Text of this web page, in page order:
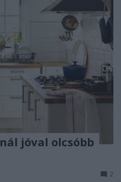
jóval olcsóbb
2